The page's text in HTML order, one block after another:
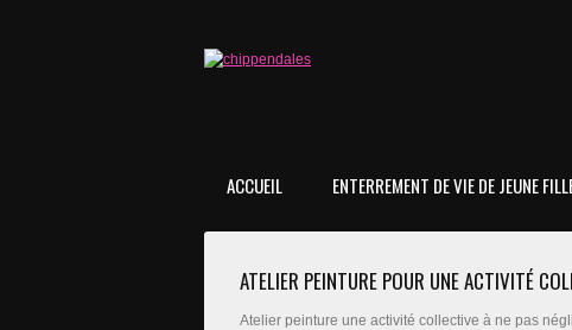
ACCUEIL ENTERREMENT DE VIE DE JEUNE
ATELIER PEINTURE POUR UNE ACTIVITÉ
Atelier peinture une activité collective à ne pas